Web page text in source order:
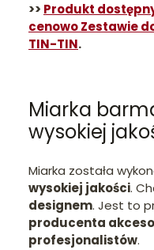
>> Produkt
cenowo Zestawie
TIN-TIN.
Miarka
wysokiej
Miarka została
wysokiej jakości.
designem. Jest to
producenta
profesjonalistów.